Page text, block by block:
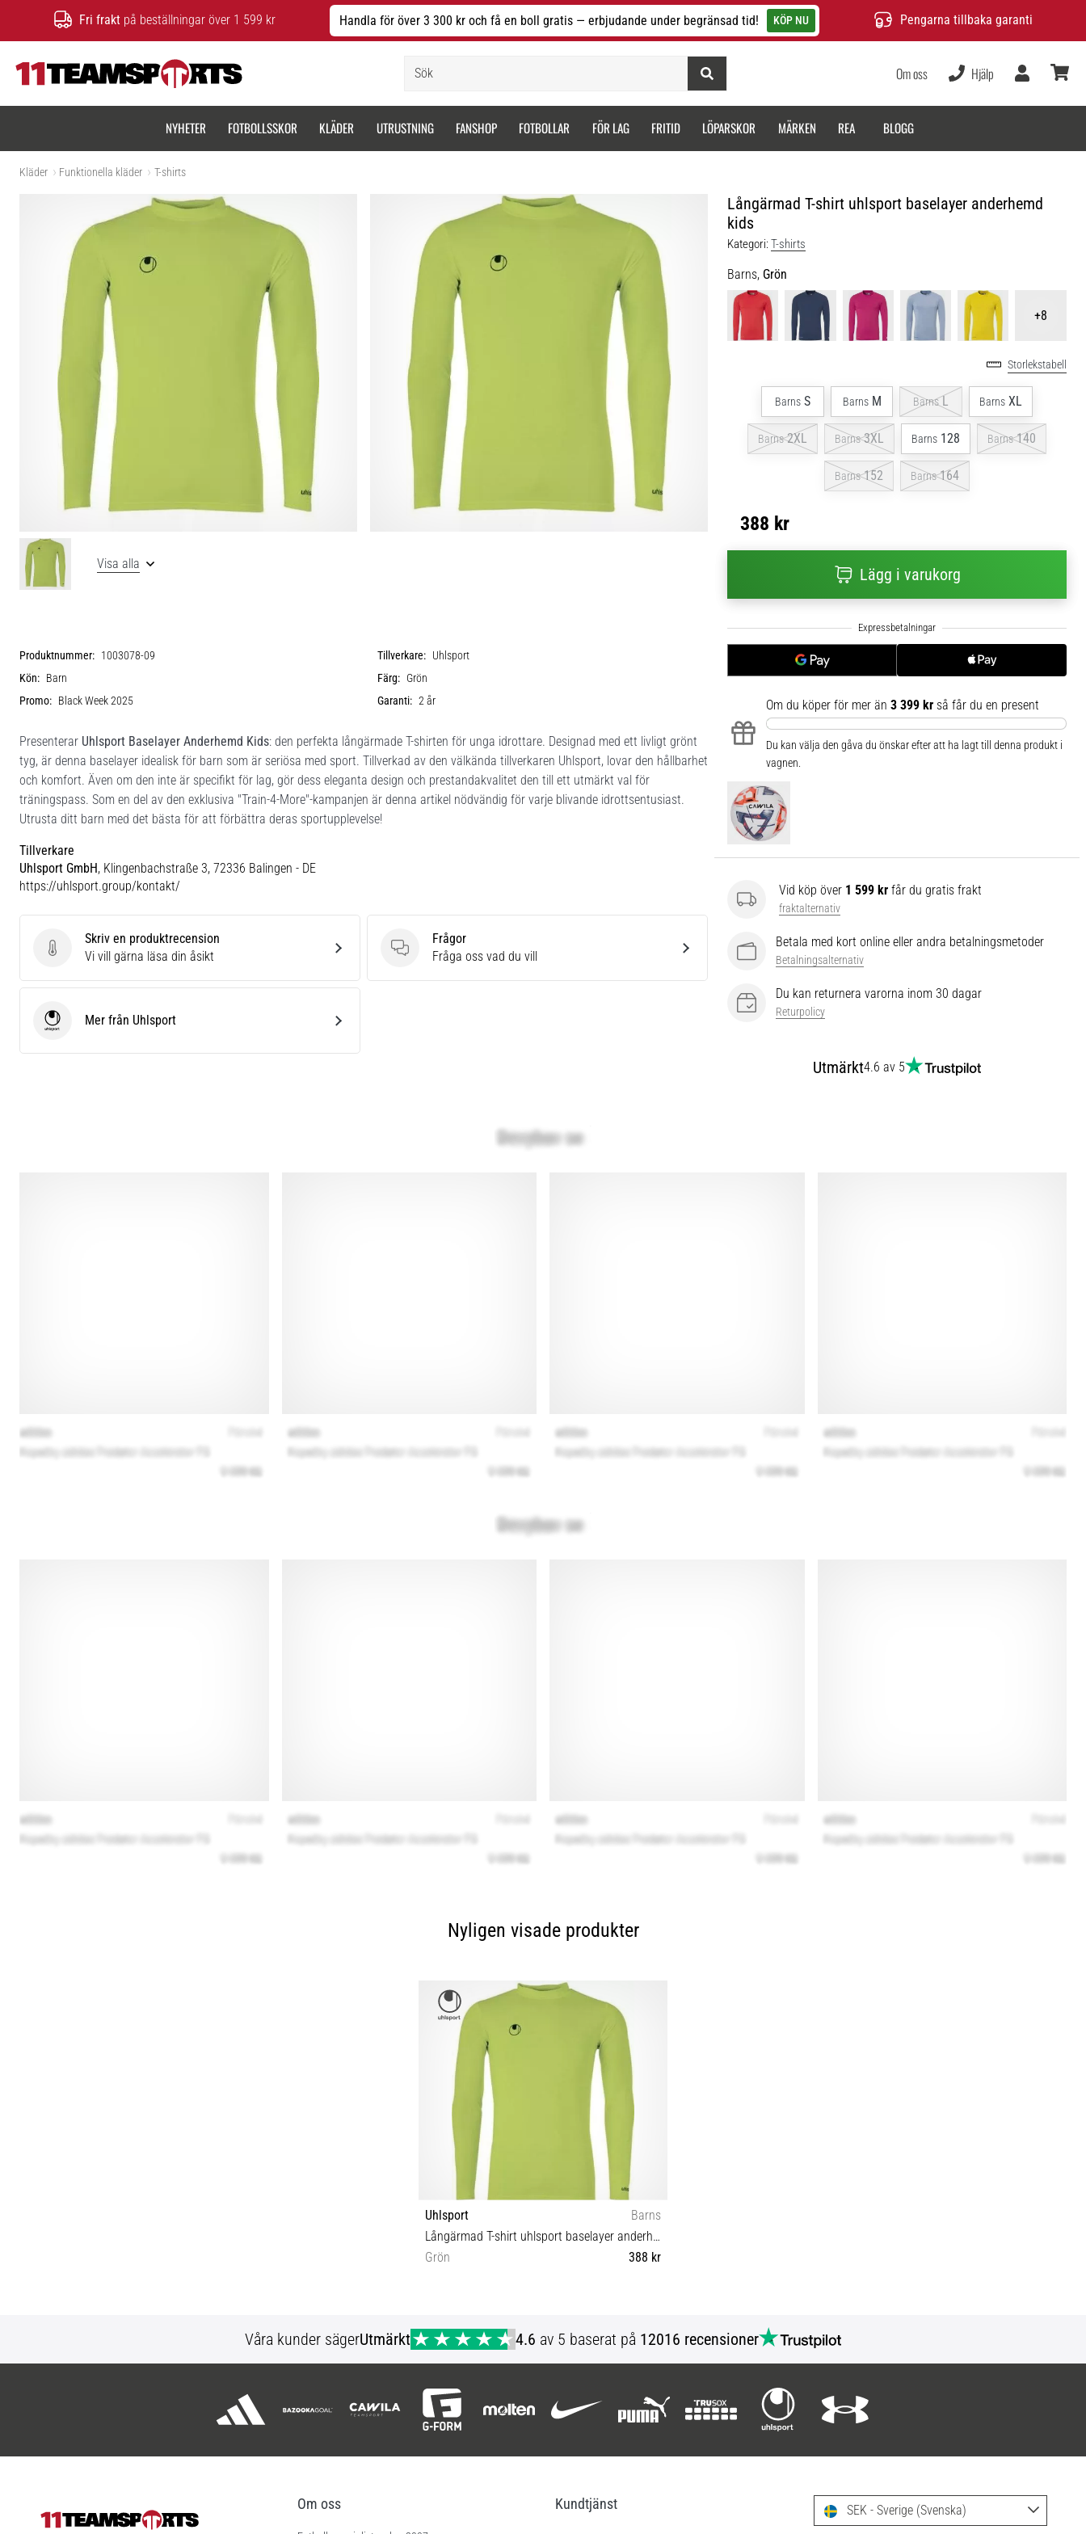
Fri frakt på beställningar över 1 599 kr Handla för över 3 300 kr och få en boll gratis — erbjudande under begränsad tid! KÖP NU Pengarna tillbaka garanti
Om oss Hjälp
NYHETER FOTBOLLSSKOR KLÄDER UTRUSTNING FANSHOP FOTBOLLAR FÖR LAG FRITID LÖPARSKOR MÄRKEN REA BLOGG
Kläder Funktionella kläder T-shirts
Långärmad T-shirt uhlsport baselayer anderhemd
kids
Kategori:T-shirts
Barns, Grön
+8
Storlekstabell
Barns S Barns M Barns L Barns XL
Barns 2XL Barns 3XL Barns 128 Barns 140
Barns 152 Barns 164
388 kr
Lägg i varukorg
Om du köper för mer än 3 399 kr så får du en present
Du kan välja den gåva du önskar efter att ha lagt till denna produkt i
vagnen.
Vid köp över 1 599 kr får du gratis frakt
fraktalternativ
Betala med kort online eller andra betalningsmetoder
Betalningsalternativ
Du kan returnera varorna inom 30 dagar
Returpolicy
Utmärkt4.6 av 5
Visa alla
Produktnummer: 1003078-09 Tillverkare: Uhlsport
Kön: Barn Färg: Grön
Promo: Black Week 2025 Garanti: 2 år
Presenterar Uhlsport Baselayer Anderhemd Kids: den perfekta långärmade T-shirten för unga idrottare. Designad med ett livligt grönt
tyg, är denna baselayer idealisk för barn som är seriösa med sport. Tillverkad av den välkända tillverkaren Uhlsport, lovar den hållbarhet
och komfort. Även om den inte är specifikt för lag, gör dess eleganta design och prestandakvalitet den till ett utmärkt val för
träningspass. Som en del av den exklusiva "Train-4-More"-kampanjen är denna artikel nödvändig för varje blivande idrottsentusiast.
Utrusta ditt barn med det bästa för att förbättra deras sportupplevelse!
Tillverkare
Uhlsport GmbH, Klingenbachstraße 3, 72336 Balingen - DE
https://uhlsport.group/kontakt/
Skriv en produktrecension
Skriv en produktrecension
Vi vill gärna läsa din åsikt
Frågor
Frågor
Fråga oss vad du vill
UhlsportMer från Uhlsport
Nyligen visade produkter
Uhlsport
Barns
Långärmad T-shirt uhlsport baselayer anderhemd kids
Grön
388 kr
Våra kunder sägerUtmärkt 4.6 av 5 baserat på 12016 recensioner
Om oss Kundtjänst SEK - Sverige (Svenska)